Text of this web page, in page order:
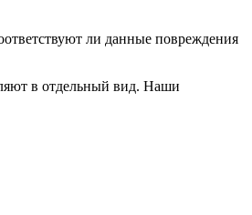
ли данные повреждения
в отдельный вид. Наши